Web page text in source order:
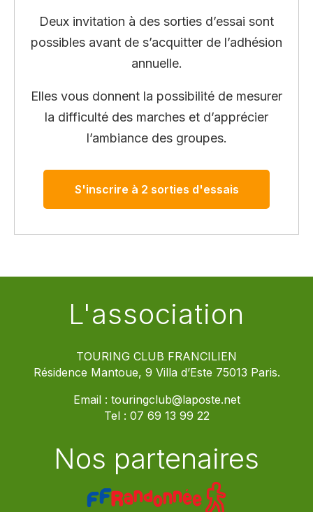
Deux invitation à des sorties d’essai sont
possibles avant de s’acquitter de l’adhésion
annuelle.
Elles vous donnent la possibilité de mesurer
la difficulté des marches et d’apprécier
l’ambiance des groupes.
S'inscrire à 2 sorties d'essais
L'association
TOURING CLUB FRANCILIEN
Résidence Mantoue, 9 Villa d’Este 75013 Paris.
Email : touringclub@laposte.net
Tel : 07 69 13 99 22
Nos partenaires